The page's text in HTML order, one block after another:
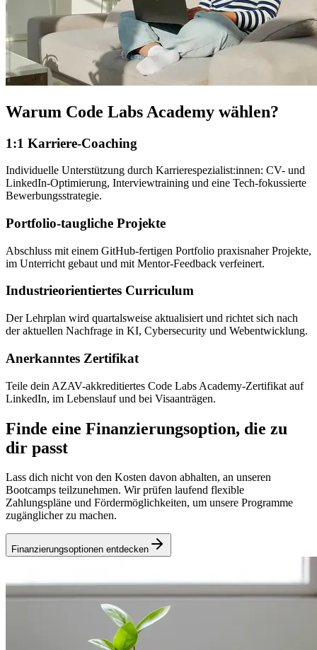
Warum Code Labs Academy wählen?
1:1 Karriere-Coaching
Individuelle Unterstützung durch Karrierespezialist:innen: CV- und
LinkedIn-Optimierung, Interviewtraining und eine Tech-fokussierte
Bewerbungsstrategie.
Portfolio-taugliche Projekte
Abschluss mit einem GitHub-fertigen Portfolio praxisnaher Projekte,
im Unterricht gebaut und mit Mentor-Feedback verfeinert.
Industrieorientiertes Curriculum
Der Lehrplan wird quartalsweise aktualisiert und richtet sich nach
der aktuellen Nachfrage in KI, Cybersecurity und Webentwicklung.
Anerkanntes Zertifikat
Teile dein AZAV-akkreditiertes Code Labs Academy-Zertifikat auf
LinkedIn, im Lebenslauf und bei Visaanträgen.
Finde eine Finanzierungsoption, die zu
dir passt
Lass dich nicht von den Kosten davon abhalten, an unseren
Bootcamps teilzunehmen. Wir prüfen laufend flexible
Zahlungspläne und Fördermöglichkeiten, um unsere Programme
zugänglicher zu machen.
Finanzierungsoptionen entdecken